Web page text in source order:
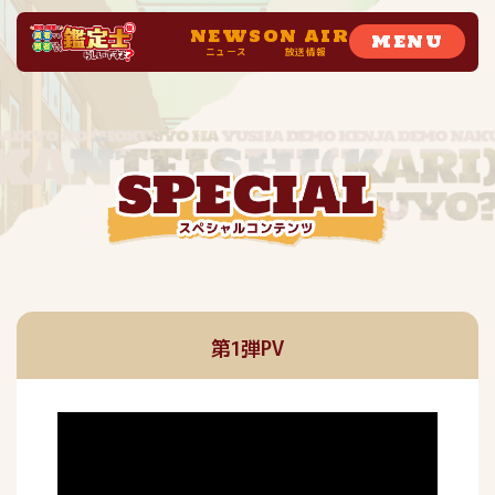
NEWS
ニュース
ON AIR
放送情報 MENU
第1弾PV